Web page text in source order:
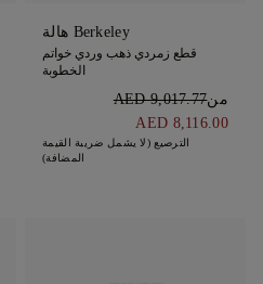
Berkeley هالة
قطع زمردي ذهب وردي خواتم
الخطوبة
منAED 9,017.77
AED 8,116.00
الترصيع (لا يشمل ضريبة القيمة
المضافة)